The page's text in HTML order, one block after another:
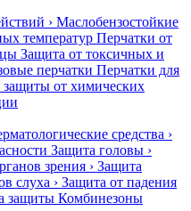
› Маслобензостойкие
температур Перчатки от
Защита от токсичных и
перчатки Перчатки для
защиты от химических
средства ›
Защита головы ›
зрения › Защита
слуха › Защита от падения
защиты Комбинезоны